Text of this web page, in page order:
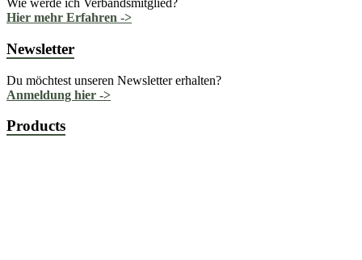
Wie werde ich Verbandsmitglied?
Hier mehr Erfahren ->
Newsletter
Du möchtest unseren Newsletter erhalten?
Anmeldung hier ->
Products